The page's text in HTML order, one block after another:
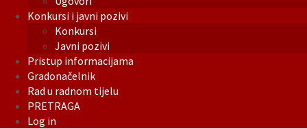
Konkursi i javni pozivi
Konkursi
Javni pozivi
Pristup informacijama
Gradonačelnik
Rad u radnom tijelu
PRETRAGA
Log in